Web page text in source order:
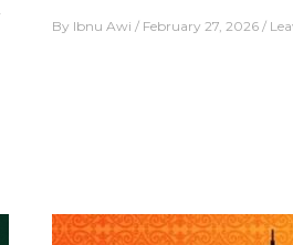
By Ibnu Awi February 27, 2026